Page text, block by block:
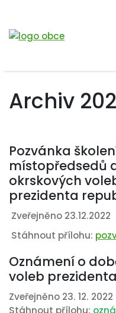
Archiv
Pozvánka
místopředsedů
okrskových
prezidenta
Zveřejněno 23.12.2022
Stáhnout přílohu:
Oznámení o
voleb
Zveřejněno 23. 12. 2022
Stáhnout přílohu: